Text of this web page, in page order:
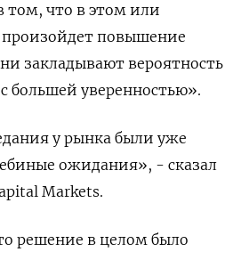
том, что в этом или
повышение
закладывают вероятность
большей уверенностью».
у рынка были уже
ожидания», - сказал
Markets.
решение в целом было